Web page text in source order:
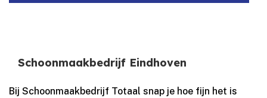
Schoonmaakbedrijf Eindhoven
Bij Schoonmaakbedrijf Totaal snap je hoe fijn het is